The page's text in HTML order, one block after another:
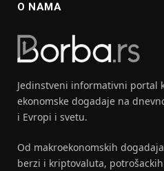
O NAMA
Jedinstveni informativni portal
ekonomske dogadaje na
i Evropi i svetu.
Od makroekonomskih
berzi i kriptovaluta,